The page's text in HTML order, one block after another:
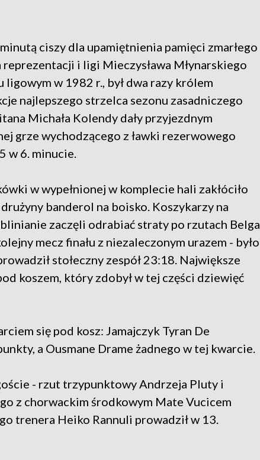
ciszy dla upamiętnienia pamięci zmarłego
i ligi Mieczysława Młynarskiego
w 1982 r., był dwa razy królem
najlepszego strzelca sezonu zasadniczego
Michała Kolendy dały przyjezdnym
grze wychodzącego z ławki rezerwowego
w 6. minucie.
w wypełnionej w komplecie hali zakłóciło
banderol na boisko. Koszykarzy na
zaczęli odrabiać straty po rzutach Belga
mecz finału z niezaleczonym urazem - było
stołeczny zespół 23:18. Największe
koszem, który zdobył w tej części dziewięć
się pod kosz: Jamajczyk Tyran De
a Ousmane Drame żadnego w tej kwarcie.
- rzut trzypunktowy Andrzeja Pluty i
z chorwackim środkowym Mate Vucicem
trenera Heiko Rannuli prowadził w 13.